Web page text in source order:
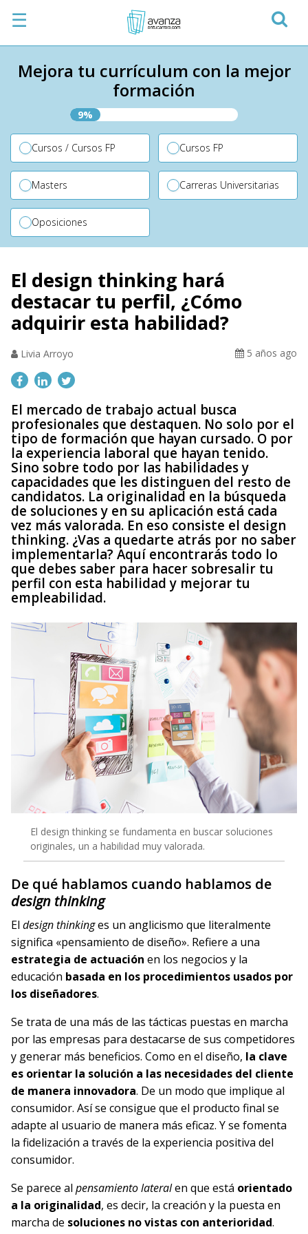
☰
Mejora tu currículum con la mejor
formación
9%
Cursos / Cursos FP Cursos FP
Masters Carreras Universitarias
Oposiciones
El design thinking hará
destacar tu perfil, ¿Cómo
adquirir esta habilidad?
Livia Arroyo 5 años ago
El mercado de trabajo actual busca
profesionales que destaquen. No solo por el
tipo de formación que hayan cursado. O por
la experiencia laboral que hayan tenido.
Sino sobre todo por las habilidades y
capacidades que les distinguen del resto de
candidatos. La originalidad en la búsqueda
de soluciones y en su aplicación está cada
vez más valorada. En eso consiste el design
thinking. ¿Vas a quedarte atrás por no saber
implementarla? Aquí encontrarás todo lo
que debes saber para hacer sobresalir tu
perfil con esta habilidad y mejorar tu
empleabilidad.
El design thinking se fundamenta en buscar soluciones
originales, un a habilidad muy valorada.
De qué hablamos cuando hablamos de
design thinking
El design thinkinges un anglicismo que literalmente
significa «pensamiento de diseño». Refiere a una
estrategia de actuación en los negocios y la
educación basada en los procedimientos usados por
los diseñadores.
Se trata de una más de las tácticas puestas en marcha
por las empresas para destacarse de sus competidores
y generar más beneficios. Como en el diseño, la clave
es orientar la solución a las necesidades del cliente
de manera innovadora. De un modo que implique al
consumidor. Así se consigue que el producto final se
adapte al usuario de manera más eficaz. Y se fomenta
la fidelización a través de la experiencia positiva del
consumidor.
Se parece al pensamiento lateralen que está orientado
a la originalidad, es decir, la creación y la puesta en
marcha de soluciones no vistas con anterioridad.